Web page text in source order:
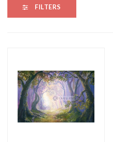
art collectie. Van schilderijen op
FILTERS